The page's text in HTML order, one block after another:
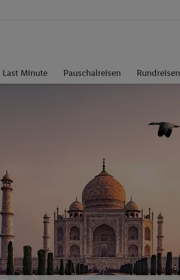
Last Minute Pauschalreisen Rundreisen